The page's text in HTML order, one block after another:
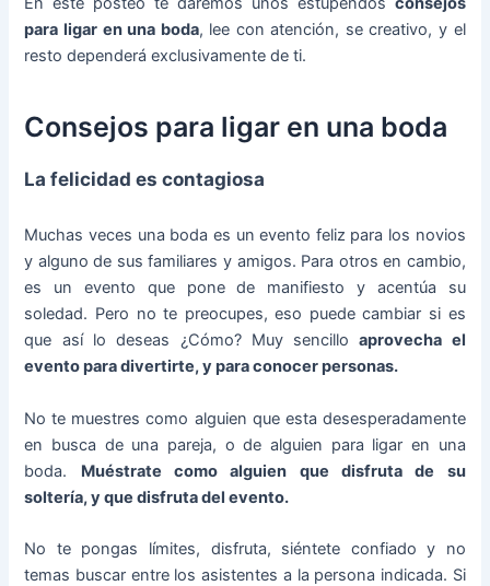
para ligar en una boda, lee con atención, se creativo, y el
resto dependerá exclusivamente de ti.
Consejos para ligar en una boda
La felicidad es contagiosa
Muchas veces una boda es un evento feliz para los novios
y alguno de sus familiares y amigos. Para otros en cambio,
es un evento que pone de manifiesto y acentúa su
soledad. Pero no te preocupes, eso puede cambiar si es
que así lo deseas ¿Cómo? Muy sencilloaprovecha el
evento para divertirte, y para conocer personas.
No te muestres como alguien que esta desesperadamente
en busca de una pareja, o de alguien para ligar en una
boda. Muéstrate como alguien que disfruta de su
soltería, y que disfruta del evento.
No te pongas límites, disfruta, siéntete confiado y no
temas buscar entre los asistentes a la persona indicada. Si